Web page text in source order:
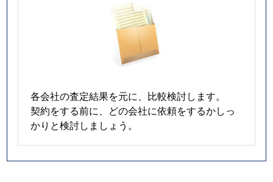
各会社の査定結果を元に、比較検討します。
契約をする前に、どの会社に依頼をするかしっ
かりと検討しましょう。